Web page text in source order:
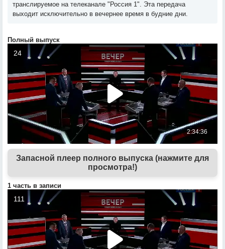
транслируемое на телеканале "Россия 1". Эта передача
выходит исключительно в вечернее время в будние дни.
Полный выпуск
Запасной плеер полного выпуска (нажмите для
просмотра!)
1 часть в записи